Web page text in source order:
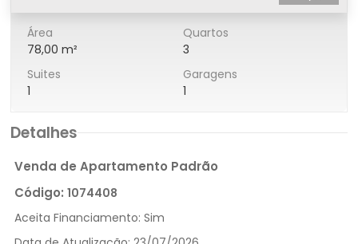
Área
78,00 m²
Quartos
3
Suites
1
Garagens
1
Detalhes
Venda de Apartamento Padrão
Código: 1074408
Aceita Financiamento: Sim